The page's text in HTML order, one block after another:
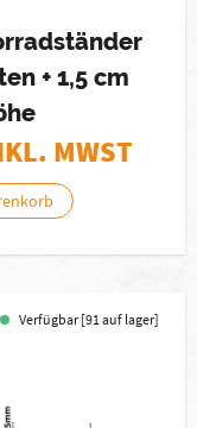
+ 1,5 cm
MWST
Verfügbar [91 auf lager]